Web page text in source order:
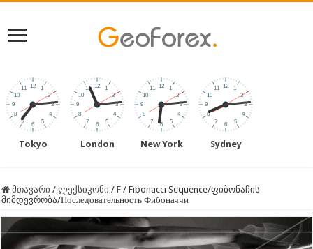
Tokyo London New York Sydney
მთავარი / ლექსიკონი / F / Fibonacci Sequence/ფიბონაჩის
მიმდევრობა/Последовательность Фибоначчи